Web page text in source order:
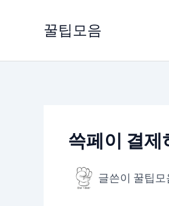
로
꿀팁모음
쓱페이 결제
글쓴이 꿀팁모